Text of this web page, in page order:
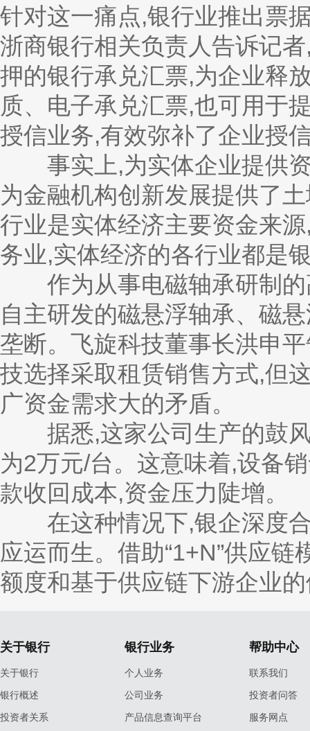
针对这一痛点,银行业推出票
浙商银行相关负责人告诉记
押的银行承兑汇票,为企业释
质、电子承兑汇票,也可用于
授信业务,有效弥补了企业授
事实上,为实体企业提供资
为金融机构创新发展提供了
行业是实体经济主要资金来
务业,实体经济的各行业都是
作为从事电磁轴承研制的
自主研发的磁悬浮轴承、磁
垄断。飞旋科技董事长洪申
技选择采取租赁销售方式,但
广资金需求大的矛盾。
据悉,这家公司生产的鼓风
为2万元/台。这意味着,设备
款收回成本,资金压力陡增。
在这种情况下,银企深度合
应运而生。借助“1+N”供应
额度和基于供应链下游企业
关于银行
关于银行
银行概述
投资者关系
银行业务
个人业务
公司业务
产品信息查询平台
帮助中心
联系我们
投资者问答
服务网点